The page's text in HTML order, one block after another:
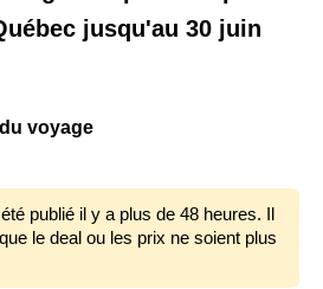
jusqu'au 30 juin
voyage
publié il y a plus de 48 heures. Il
le deal ou les prix ne soient plus